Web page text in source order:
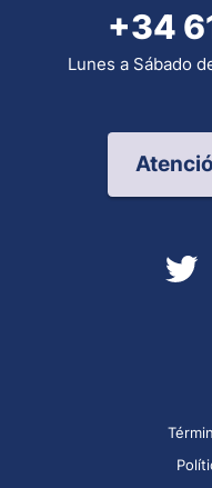
+34
Lunes a Sábado